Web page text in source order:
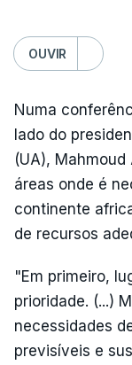
OUVIR
Numa
lado do
(UA),
áreas onde é
continente
de recursos
"Em primeiro,
prioridade. (...)
necessidades
previsíveis e